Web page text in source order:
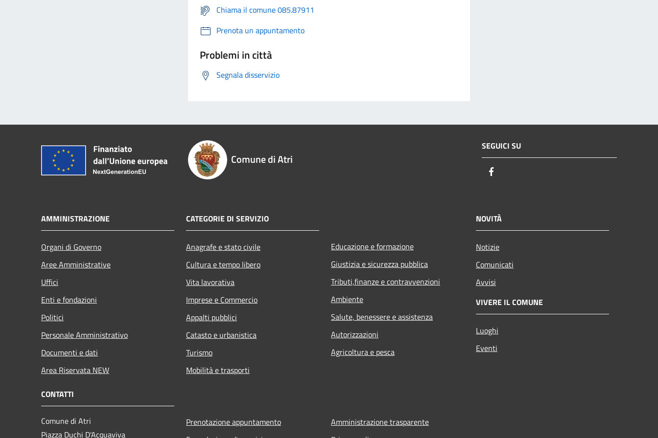
Chiama il comune 085.87911
Prenota un appuntamento
Problemi in città
Segnala disservizio
Comune di Atri
SEGUICI SU
AMMINISTRAZIONE
Organi di Governo
Aree Amministrative
Uffici
Enti e fondazioni
Politici
Personale Amministrativo
Documenti e dati
Area Riservata NEW
CATEGORIE DI SERVIZIO
Anagrafe e stato civile
Cultura e tempo libero
Vita lavorativa
Imprese e Commercio
Appalti pubblici
Catasto e urbanistica
Turismo
Mobilità e trasporti
Educazione e formazione
Giustizia e sicurezza pubblica
Tributi,finanze e contravvenzioni
Ambiente
Salute, benessere e assistenza
Autorizzazioni
Agricoltura e pesca
NOVITÀ
Notizie
Comunicati
Avvisi
VIVERE IL COMUNE
Luoghi
Eventi
CONTATTI
Comune di Atri
Piazza Duchi D'Acquaviva
Prenotazione appuntamento
Amministrazione trasparente